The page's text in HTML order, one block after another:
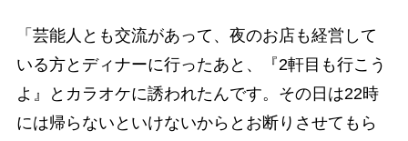
「芸能人とも交流があって、夜のお店も経営して
いる方とディナーに行ったあと、『2軒目も行こう
よ』とカラオケに誘われたんです。その日は22時
には帰らないといけないからとお断りさせてもら